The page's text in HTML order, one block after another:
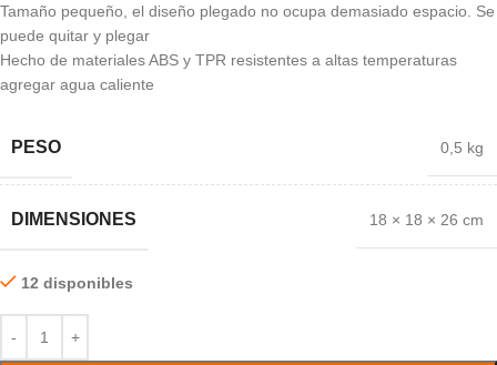
Tamaño pequeño, el diseño plegado no ocupa demasiado espacio. Se
puede quitar y plegar
Hecho de materiales ABS y TPR resistentes a altas temperaturas
agregar agua caliente
PESO 0,5 kg
DIMENSIONES 18 × 18 × 26 cm
12 disponibles